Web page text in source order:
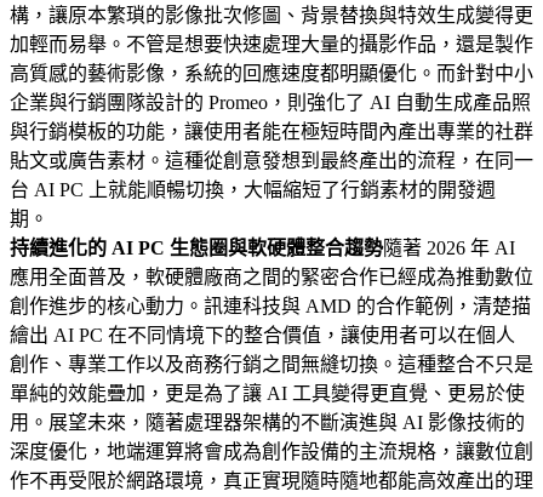
構，讓原本繁瑣的影像批次修圖、背景替換與特效生成變得更
加輕而易舉。不管是想要快速處理大量的攝影作品，還是製作
高質感的藝術影像，系統的回應速度都明顯優化。而針對中小
企業與行銷團隊設計的 Promeo，則強化了 AI 自動生成產品照
與行銷模板的功能，讓使用者能在極短時間內產出專業的社群
貼文或廣告素材。這種從創意發想到最終產出的流程，在同一
台 AI PC 上就能順暢切換，大幅縮短了行銷素材的開發週
期。
持續進化的 AI PC 生態圈與軟硬體整合趨勢隨著 2026 年 AI
應用全面普及，軟硬體廠商之間的緊密合作已經成為推動數位
創作進步的核心動力。訊連科技與 AMD 的合作範例，清楚描
繪出 AI PC 在不同情境下的整合價值，讓使用者可以在個人
創作、專業工作以及商務行銷之間無縫切換。這種整合不只是
單純的效能疊加，更是為了讓 AI 工具變得更直覺、更易於使
用。展望未來，隨著處理器架構的不斷演進與 AI 影像技術的
深度優化，地端運算將會成為創作設備的主流規格，讓數位創
作不再受限於網路環境，真正實現隨時隨地都能高效產出的理